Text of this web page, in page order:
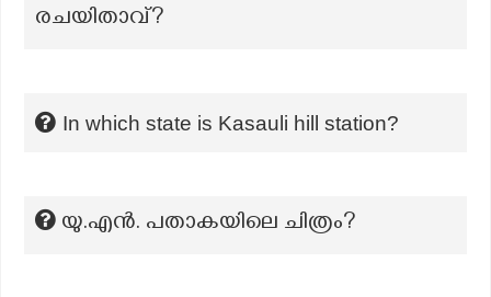
രചയിതാവ്?
In which state is Kasauli hill station?
യു.എൻ. പതാകയിലെ ചിത്രം?